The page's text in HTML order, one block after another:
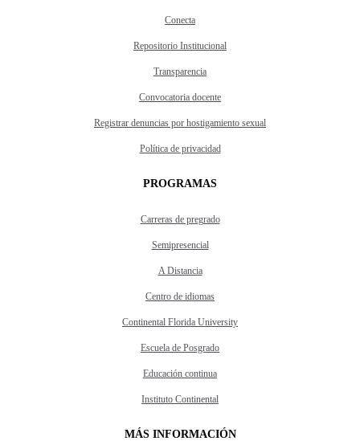
Conecta
Repositorio Institucional
Transparencia
Convocatoria docente
Registrar denuncias por hostigamiento sexual
Política de privacidad
PROGRAMAS
Carreras de pregrado
Semipresencial
A Distancia
Centro de idiomas
Continental Florida University
Escuela de Posgrado
Educación continua
Instituto Continental
MÁS INFORMACIÓN